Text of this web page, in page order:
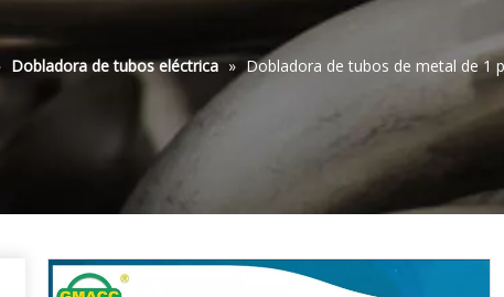
Dobladora de tubos eléctrica » Dobladora de tubos de metal de 1